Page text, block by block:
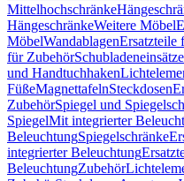
Mittelhochschränke
HängeschränkeWeitere Möbel
MöbelWandablagenErsatzteile
für Zubehör
und Handtuchhaken
FüßeMagnettafelnSteckdosen
ZubehörSpiegel und
SpiegelMit integrierter
BeleuchtungSpiegelschränke
integrierter Beleuchtung
BeleuchtungZubehör